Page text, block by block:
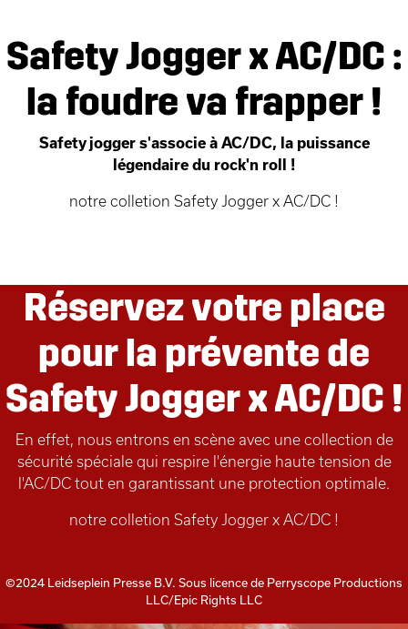
Safety Jogger x AC/DC :
la foudre va frapper !
Safety jogger s'associe à AC/DC, la puissance
légendaire du rock'n roll !
notre colletion Safety Jogger x AC/DC !
Réservez votre place
pour la prévente de
Safety Jogger x AC/DC !
En effet, nous entrons en scène avec une collection de
sécurité spéciale qui respire l'énergie haute tension de
l'AC/DC tout en garantissant une protection optimale.
notre colletion Safety Jogger x AC/DC !
©2024 Leidseplein Presse B.V. Sous licence de Perryscope Productions
LLC/Epic Rights LLC